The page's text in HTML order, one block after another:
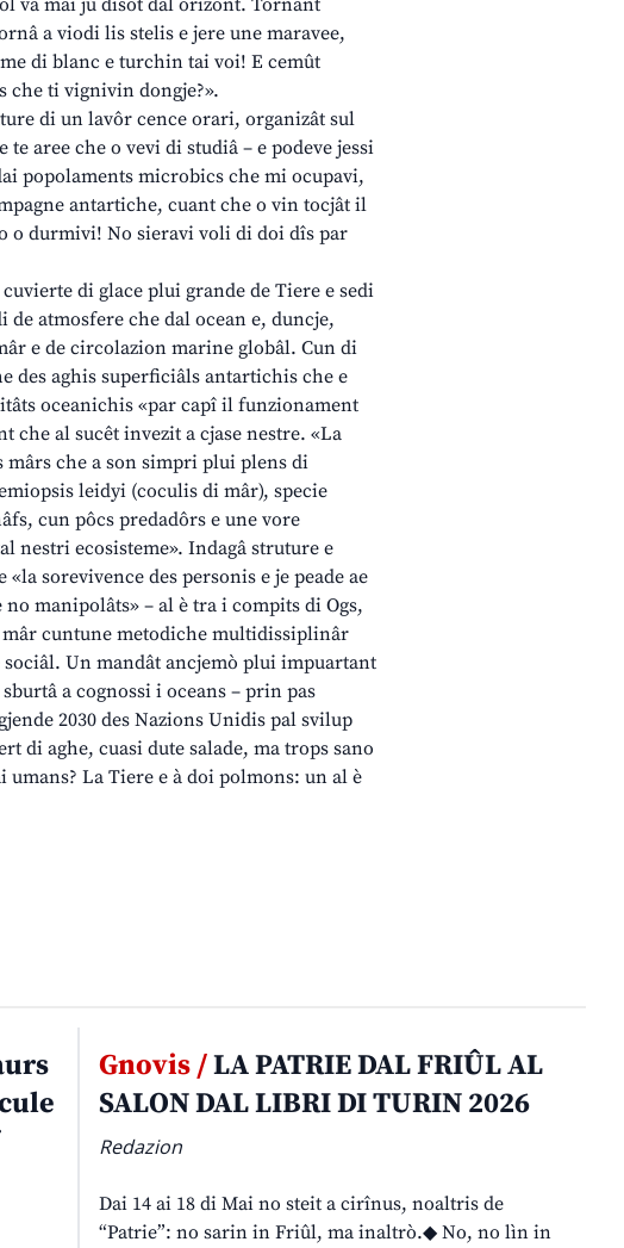
va mai jù disot dal orizont. Tornant
a viodi lis stelis e jere une maravee,
di blanc e turchin tai voi! E cemût
che ti vignivin dongje?».
di un lavôr cence orari, organizât sul
aree che o vevi di studiâ – e podeve jessi
popolaments microbics che mi ocupavi,
antartiche, cuant che o vin tocjât il
o durmivi! No sieravi voli di doi dîs par
di glace plui grande de Tiere e sedi
atmosfere che dal ocean e, duncje,
e de circolazion marine globâl. Cun di
des aghis superficiâls antartichis che e
oceanichis «par capî il funzionament
che al sucêt invezit a cjase nestre. «La
mârs che a son simpri plui plens di
leidyi (coculis di mâr), specie
cun pôcs predadôrs e une vore
nestri ecosisteme». Indagâ struture e
sorevivence des personis e je peade ae
manipolâts» – al è tra i compits di Ogs,
mâr cuntune metodiche multidissiplinâr
Un mandât ancjemò plui impuartant
a cognossi i oceans – prin pas
2030 des Nazions Unidis pal svilup
di aghe, cuasi dute salade, ma trops sano
La Tiere e à doi polmons: un al è
Gnovis /LA PATRIE DAL FRIÛL AL
SALON DAL LIBRI DI TURIN 2026
Redazion
Dai 14 ai 18 di Mai no steit a cirînus, noaltris de
“Patrie”: no sarin in Friûl, ma inaltrò.◆ No, no lìn in